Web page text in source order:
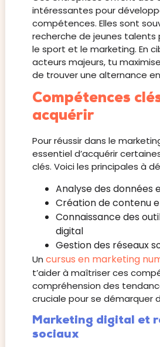
intéressantes pour
compétences. Elles sont
recherche de jeunes talents
le sport et le marketing. En
acteurs majeurs, tu
de trouver une alternance
Compétences
acquérir
Pour réussir dans le
essentiel d’acquérir
clés. Voici les principales à
Analyse des données
Création de contenu
Connaissance des
digital
Gestion des réseaux
Un cursus en marketing
t’aider à maîtriser ces
compréhension des
cruciale pour se démarquer
Marketing digital et
sociaux